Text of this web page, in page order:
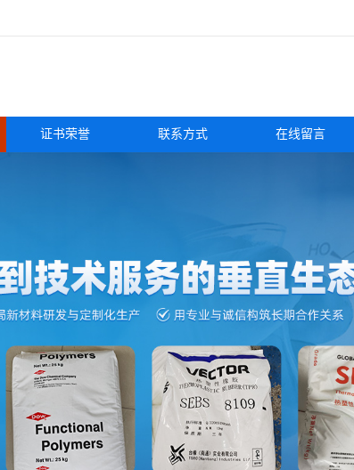
证书荣誉 联系方式 在线留言